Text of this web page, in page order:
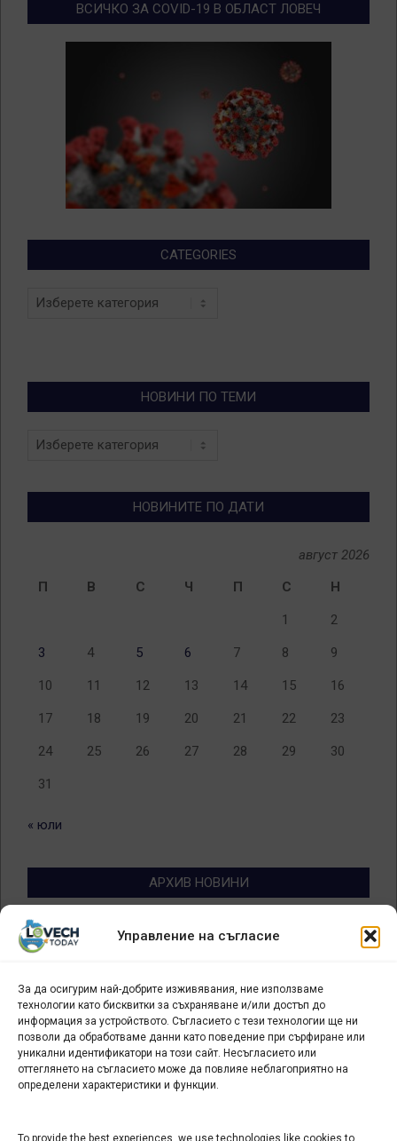
Управление на съгласие
За да осигурим най-добрите изживявания, ние използваме
технологии като бисквитки за съхраняване и/или достъп до
информация за устройството. Съгласието с тези технологии ще ни
позволи да обработваме данни като поведение при сърфиране или
уникални идентификатори на този сайт. Несъгласието или
оттеглянето на съгласието може да повлияе неблагоприятно на
определени характеристики и функции.
To provide the best experiences, we use technologies like cookies to
ВСИЧКО ЗА COVID-19 В ОБЛАСТ ЛОВЕЧ
CATEGORIES
Categories
НОВИНИ ПО ТЕМИ
Новини
НОВИНИТЕ ПО ДАТИ
август 2026
П
В С Ч П С Н
1 2
3 4 5 6 7 8 9
10 11 12 13 14 15 16
17 18 19 20 21 22 23
24 25 26 27 28 29 30
31
« юли
АРХИВ НОВИНИ
Архив
новини
БИЗНЕС
Арт галерия "Мостове" – магазин за изкуство
СЕВЕРОЗАПАДА ИНФОРМАЦИОНЕН БИЗНЕС
ТУРИСТИЧЕСКИ КЛЪСТЕР